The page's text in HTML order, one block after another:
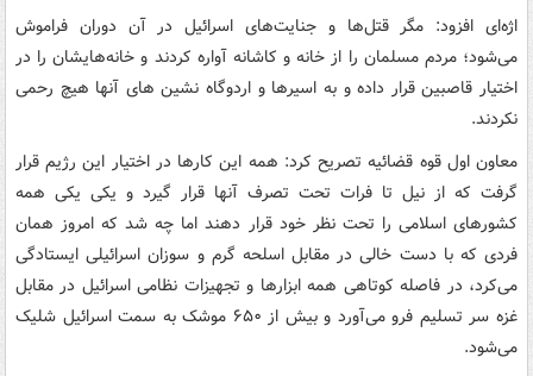
اژه‌ای افزود: مگر قتل‌ها و جنایت‌های اسرائیل در آن دوران فراموش
می‌شود؛ مردم مسلمان را از خانه و کاشانه آواره کردند و خانه‌هایشان را در
اختیار قاصبین قرار داده و به اسیرها و اردوگاه نشین های آنها هیچ رحمی
نکردند.
معاون اول قوه قضائیه تصریح کرد: همه این کارها در اختیار این رژیم قرار
گرفت که از نیل تا فرات تحت تصرف آنها قرار گیرد و یکی یکی همه
کشورهای اسلامی را تحت نظر خود قرار دهند اما چه شد که امروز همان
فردی که با دست خالی در مقابل اسلحه گرم و سوزان اسرائیلی ایستادگی
می‌کرد، در فاصله کوتاهی همه ابزارها و تجهیزات نظامی اسرائیل در مقابل
غزه سر تسلیم فرو می‌آورد و بیش از ۶۵۰ موشک به سمت اسرائیل شلیک
می‌شود.